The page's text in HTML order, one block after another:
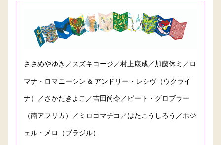
ささめやゆき／スズキコージ／村上康成／加藤休ミ／ロ
マナ・ロマニーシン & アンドリー・レシヴ（ウクライ
ナ）／さかたきよこ／吉田尚令／ピート・グロブラー
（南アフリカ）／ミロコマチコ／はたこうしろう／ホジ
ェル・メロ（ブラジル）